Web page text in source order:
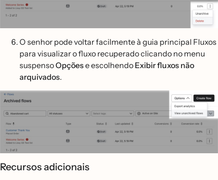
O senhor pode voltar facilmente à guia principal Fluxos
para visualizar o fluxo recuperado clicando no menu
suspensoOpçõese escolhendo Exibir fluxos não
arquivados.
Recursos adicionais